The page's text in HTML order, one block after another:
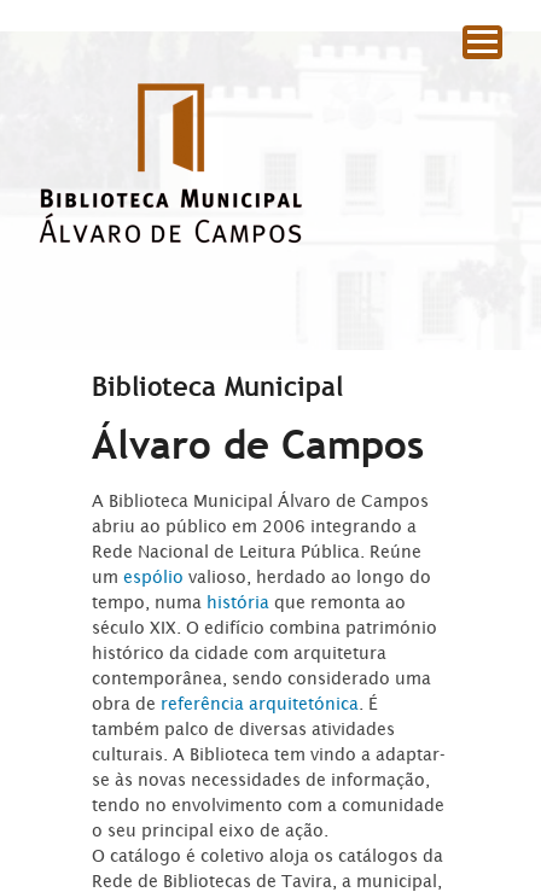
Biblioteca Municipal
Álvaro de Campos
A Biblioteca Municipal Álvaro de Campos
abriu ao público em 2006 integrando a
Rede Nacional de Leitura Pública. Reúne
umespóliovalioso, herdado ao longo do
tempo, numa história que remonta ao
século XIX. O edifício combina património
histórico da cidade com arquitetura
contemporânea, sendo considerado uma
obra de referência arquitetónica . É
também palco de diversas atividades
culturais. A Biblioteca tem vindo a adaptar-
se às novas necessidades de informação,
tendo no envolvimento com a comunidade
o seu principal eixo de ação.
O catálogo é coletivo aloja os catálogos da
Rede de Bibliotecas de Tavira, a municipal,